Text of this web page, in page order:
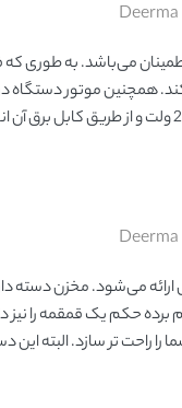
اطمینان می‌باشد. به طوری
همچنین موتور دستگاه در
کاربر اجازه می‌دهد مدت زمان طولانی تری آن را روشن نگه دارد. تأمین برق
می‌شود. مخزن دسته
برده حکم یک قمقمه را
را راحت تر سازد. البته